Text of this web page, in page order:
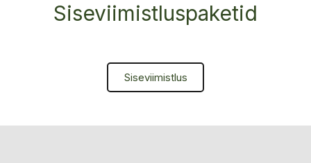
Siseviimistluspaketid
Siseviimistlus